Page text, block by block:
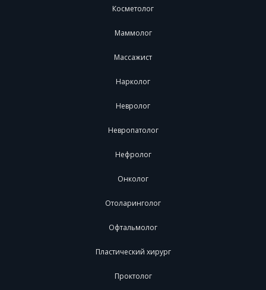
Косметолог
Маммолог
Массажист
Нарколог
Невролог
Невропатолог
Нефролог
Онколог
Отоларинголог
Офтальмолог
Пластический хирург
Проктолог